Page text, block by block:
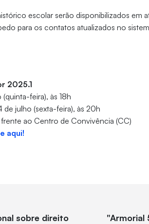
escolar serão disponibilizados em
para os contatos atualizados no
2025.1
feira), às 18h
julho (sexta-feira), às 20h
ao Centro de Convivência (CC)
aqui!
sobre direito
"Armorial